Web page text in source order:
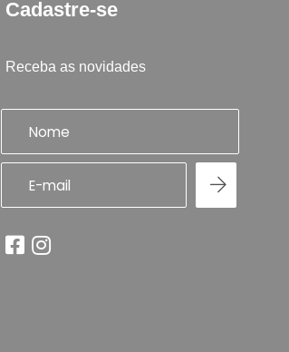
Cadastre-se
Receba as novidades